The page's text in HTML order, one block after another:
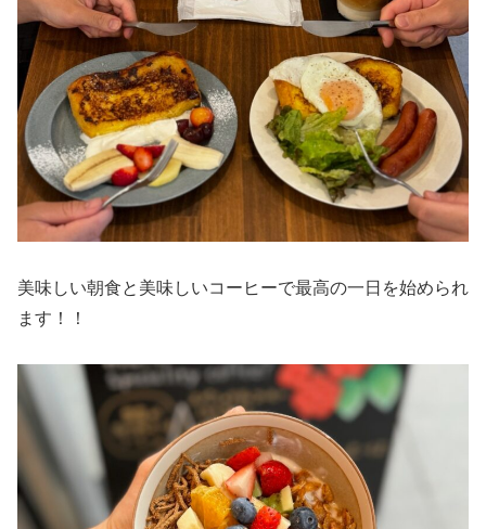
美味しい朝食と美味しいコーヒーで最高の一日を始められ
ます！！